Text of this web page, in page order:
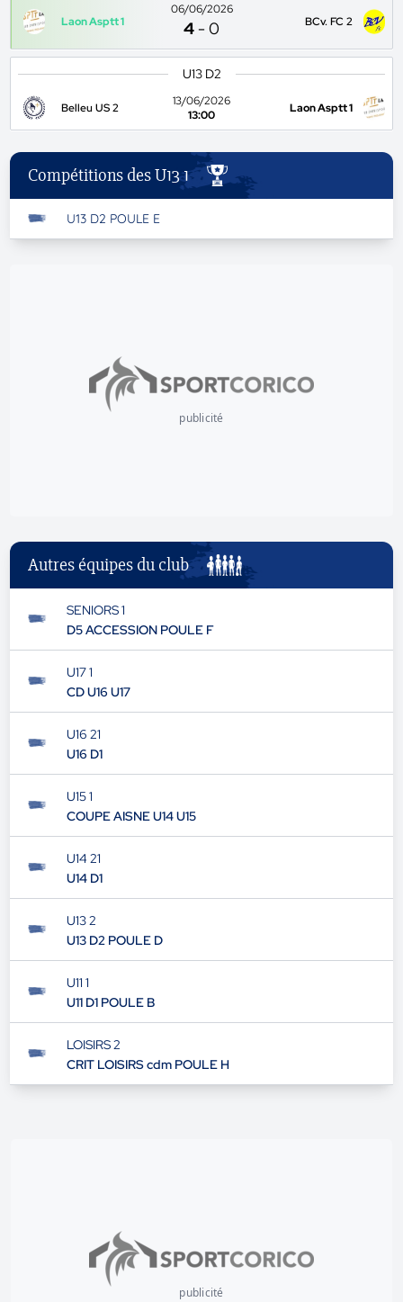
Laon Asptt 1
06/06/2026
4 -0 BCv. FC 2
U13 D2
Belleu US 2
13/06/2026
13:00
Laon Asptt 1
Compétitions des U13 1
U13 D2 POULE E
Autres équipes du club
SENIORS 1
D5 ACCESSION POULE F
U17 1
CD U16 U17
U16 21
U16 D1
U15 1
COUPE AISNE U14 U15
U14 21
U14 D1
U13 2
U13 D2 POULE D
U11 1
U11 D1 POULE B
LOISIRS 2